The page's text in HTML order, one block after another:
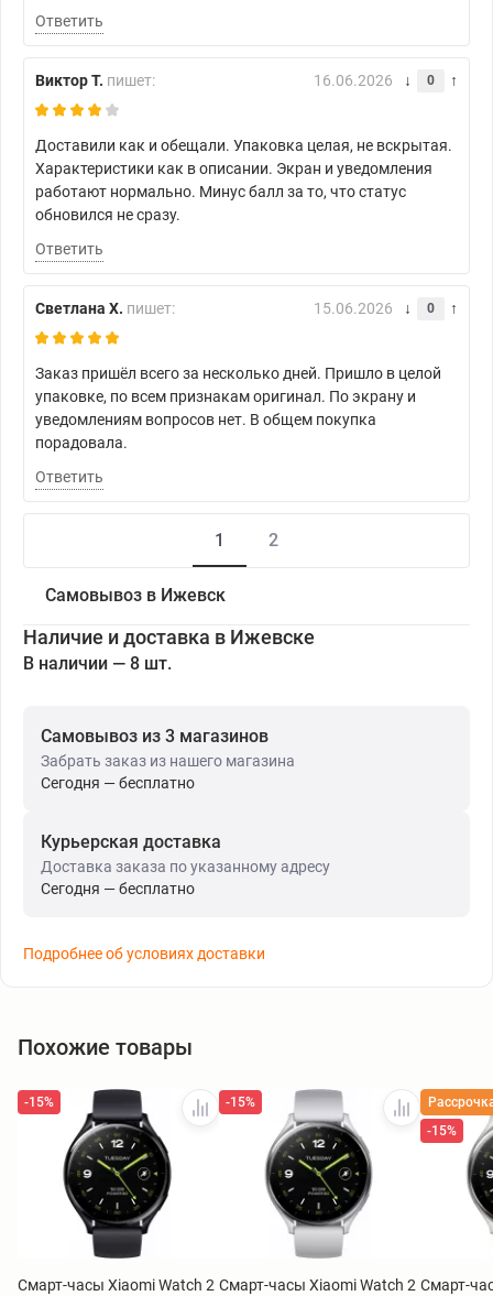
Ответить
Виктор Т. пишет: 16.06.2026 0
Доставили как и обещали. Упаковка целая, не вскрытая.
Характеристики как в описании. Экран и уведомления
работают нормально. Минус балл за то, что статус
обновился не сразу.
Ответить
Светлана Х. пишет: 15.06.2026 0
Заказ пришёл всего за несколько дней. Пришло в целой
упаковке, по всем признакам оригинал. По экрану и
уведомлениям вопросов нет. В общем покупка
порадовала.
Ответить
1 2
Самовывоз в Ижевск
Наличие и доставка в Ижевске
В наличии — 8 шт.
Самовывоз из 3 магазинов
Забрать заказ из нашего магазина
Сегодня — бесплатно
Курьерская доставка
Доставка заказа по указанному адресу
Сегодня — бесплатно
Подробнее об условиях доставки
Похожие товары
-15%
Смарт-часы Xiaomi Watch 2
-15%
Смарт-часы Xiaomi Watch 2
-15%
Смарт-